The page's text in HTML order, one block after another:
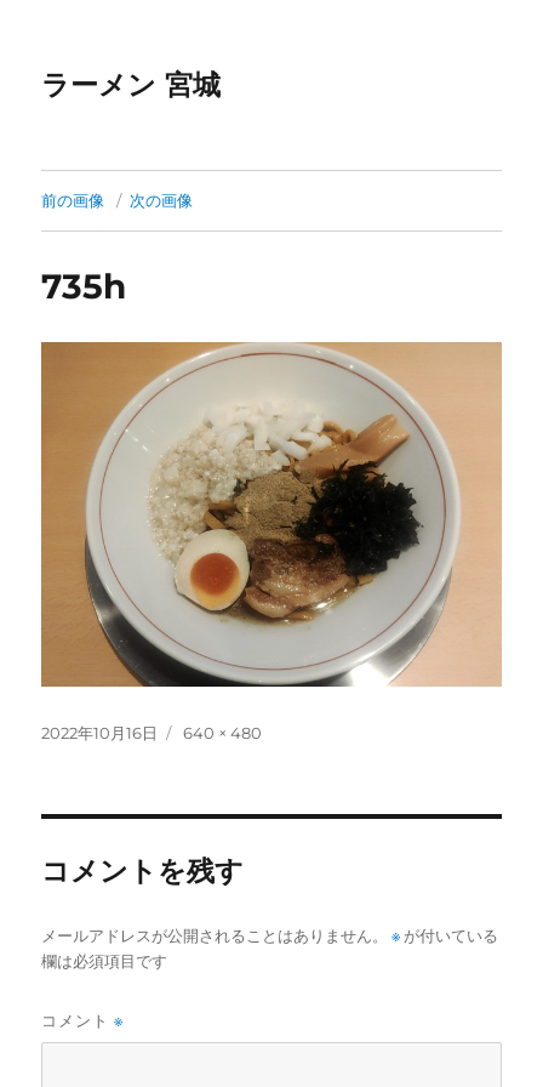
ラーメン 宮城
前の画像 次の画像
735h
投
2022年10月16日
フ
640 × 480
コメントを残す
メールアドレスが公開されることはありません。 ※ が付いている
欄は必須項目です
コメント※